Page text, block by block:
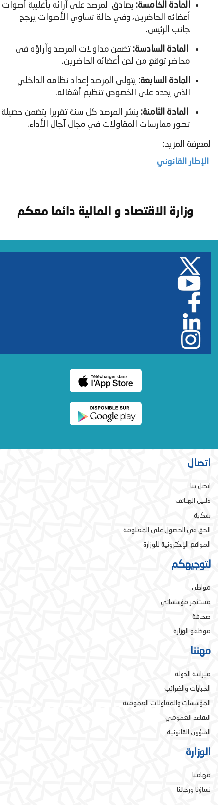
المادة الخامسة: يصادق المرصد على آرائه بأغلبية أصوات
أعضائه الحاضرين، وفي حالة تساوي الأصوات يرجح
جانب الرئيس.
المادة السادسة: تضمن مداولات المرصد وآراؤه في
محاضر توقع من لدن أعضائه الحاضرين.
المادة السابعة: يتولى المرصد إعداد نظامه الداخلي
الذي يحدد على الخصوص تنظيم أشغاله.
المادة الثامنة: ينشر المرصد كل سنة تقريرا يتضمن حصيلة
تطور ممارسات المقاولات في مجال آجال الأداء.
لمعرفة المزيد:
الإطار القانوني
وزارة الاقتصاد و المالية دائما معكم
اتصال
اتصل بنا
دلـيل الهـاتف
شكاية
الحق في الحصول على المعلومة
المواقع الإلكترونية للوزارة
لتوجيهكم
مواطن
مستثمر مؤسساتي
صحافة
موظفو الوزارة
مهننا
ميزانية الدولة
الجبايات والضرائب
المؤسسات والمقاولات العمومية
التقاعد العمومي
الشؤون القانونية
الوزارة
مهامنا
نساؤنا ورجالنا